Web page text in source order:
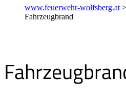
www.feuerwehr-wolfsberg.at >
Fahrzeugbrand